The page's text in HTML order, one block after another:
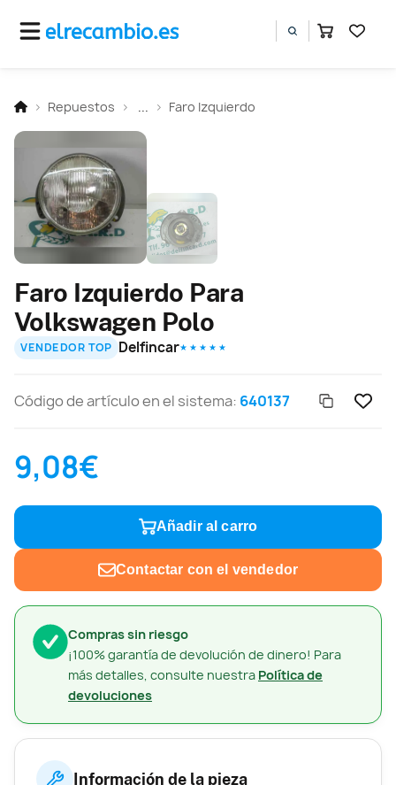
Repuestos Faro Izquierdo
Compras sin riesgo
¡100% garantía de devolución de dinero! Para
más detalles, consulte nuestra Política de
devoluciones
Faro Izquierdo Para
Volkswagen Polo
VENDEDOR TOP Delfincar★ ★ ★ ★ ★
Código de artículo en el sistema: 640137
9,08€
Añadir al carro
Contactar con el vendedor
Información de la pieza